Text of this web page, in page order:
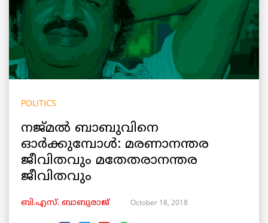
POLITICS
നജ്മൽ ബാബുവിനെ
ഓർക്കുമ്പോൾ: മരണാനന്തര
ജീവിതവും മതേതരാനന്തര
ജീവിതവും
ബി.എസ്. ബാബുരാജ് October 18, 2018